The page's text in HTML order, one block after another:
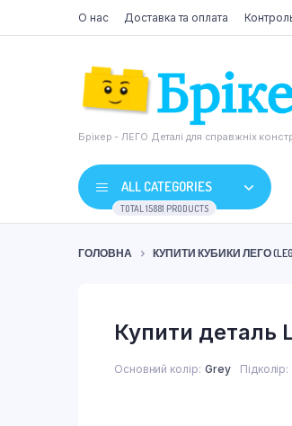
О нас Доставка та оплата
Брікер - ЛЕГО Деталі для справжніх
ALL CATEGORIES
TOTAL 15881 PRODUCTS
ГОЛОВНА КУПИТИ КУБИКИ ЛЕГО
Купити деталь
Основний колір Grey Підколір